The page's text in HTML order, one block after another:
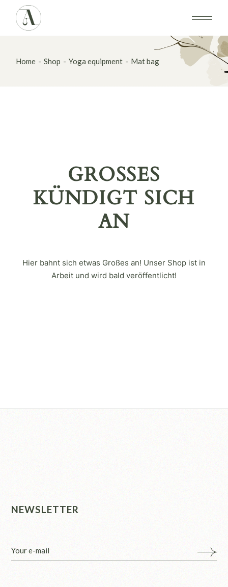
content
Home Shop Yoga equipment Mat bag
GROSSES K
ÜNDIGT SICH A
N
Hier bahnt sich etwas Großes an! Unser Shop ist in
Arbeit und wird bald veröffentlicht!
NEWSLETTER